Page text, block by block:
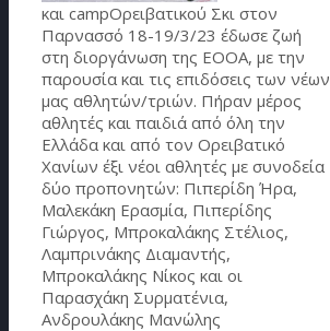
και campΟρειβατικού Σκι στον
Παρνασσό 18-19/3/23 έδωσε ζωή
στη διοργάνωση της ΕΟΟΑ, με την
παρουσία και τις επιδόσεις των νέων
μας αθλητών/τριών. Πήραν μέρος
αθλητές και παιδιά από όλη την
Ελλάδα και από τον Ορειβατικό
Χανίων έξι νέοι αθλητές με συνοδεία
δύο προπονητών: Πιπερίδη Ήρα,
Μαλεκάκη Ερασμία, Πιπερίδης
Γιώργος, Μπροκαλάκης Στέλιος,
Λαμπρινάκης Διαμαντής,
Μπροκαλάκης Νίκος και οι
Παρασχάκη Συρματένια,
Ανδρουλάκης Μανώλης